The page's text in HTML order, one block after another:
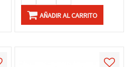
AÑADIR AL CARRITO